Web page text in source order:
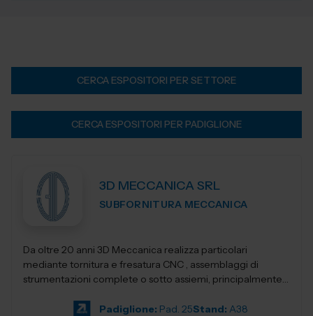
CERCA ESPOSITORI PER SETTORE
CERCA ESPOSITORI PER PADIGLIONE
3D MECCANICA SRL
SUBFORNITURA MECCANICA
Da oltre 20 anni 3D Meccanica realizza particolari
mediante tornitura e fresatura CNC , assemblaggi di
strumentazioni complete o sotto assiemi, principalmente
Padiglione: Pad. 25Stand: A38